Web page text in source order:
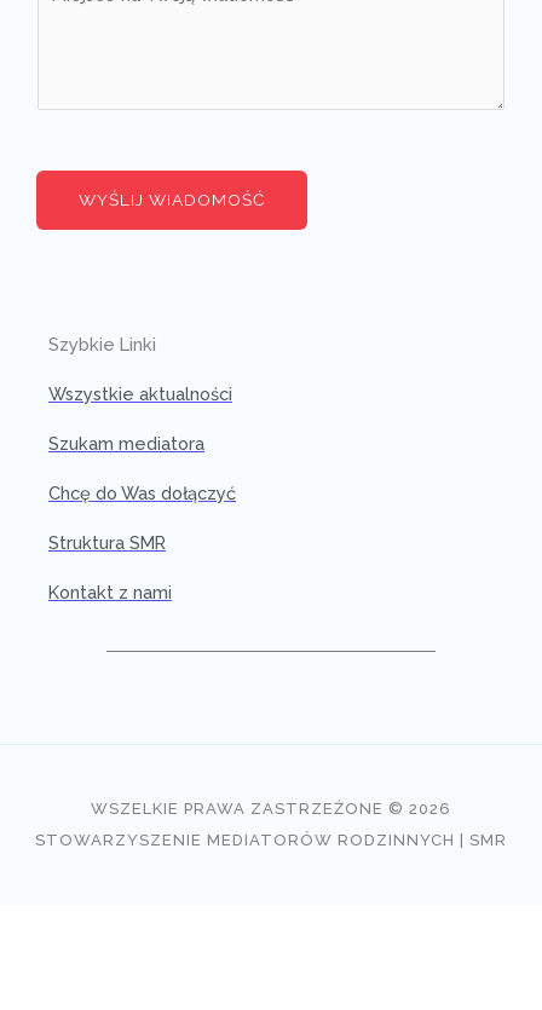
WYŚLIJ WIADOMOŚĆ
Szybkie Linki
Wszystkie aktualności
Szukam mediatora
Chcę do Was dołączyć
Struktura SMR
Kontakt z nami
WSZELKIE PRAWA ZASTRZEŻONE © 2026
STOWARZYSZENIE MEDIATORÓW RODZINNYCH | SMR